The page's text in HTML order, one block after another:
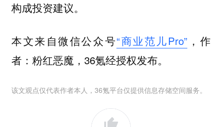
构成投资建议。
本文来自微信公众号“商业范儿Pro”，作
者：粉红恶魔，36氪经授权发布。
该文观点仅代表作者本人，36氪平台仅提供信息存储空间服务。